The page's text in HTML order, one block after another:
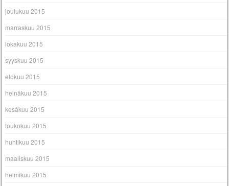
joulukuu 2015
marraskuu 2015
lokakuu 2015
syyskuu 2015
elokuu 2015
heinäkuu 2015
kesäkuu 2015
toukokuu 2015
huhtikuu 2015
maaliskuu 2015
helmikuu 2015